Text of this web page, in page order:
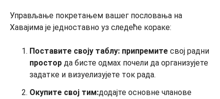
Управљање покретањем вашег пословања на
Хавајима је једноставно уз следеће кораке:
Поставите своју таблу: припремите свој радни
простор да бисте одмах почели да организујете
задатке и визуелизујете ток рада.
Окупите свој тим:додајте основне чланове